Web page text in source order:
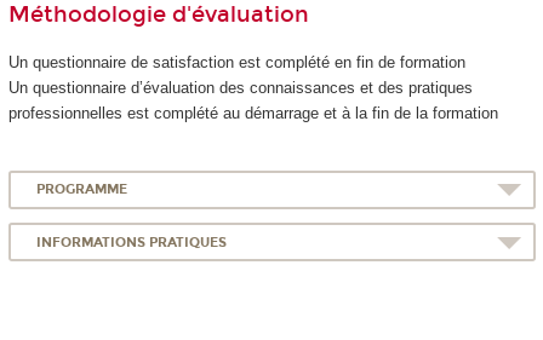
Méthodologie d'évaluation
Un questionnaire de satisfaction est complété en fin de formation
Un questionnaire d’évaluation des connaissances et des pratiques
professionnelles est complété au démarrage et à la fin de la formation
PROGRAMME
INFORMATIONS PRATIQUES